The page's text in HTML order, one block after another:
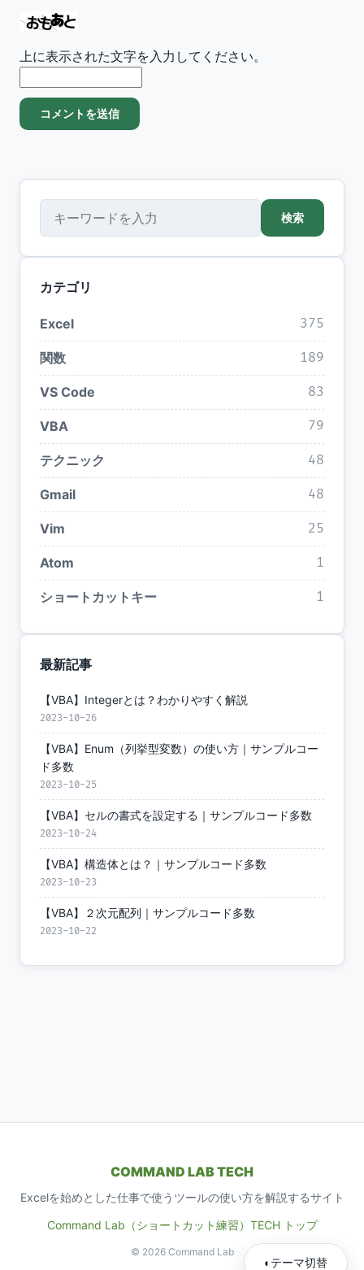
上に表示された文字を入力してください。
検索
カテゴリ
Excel 375
関数 189
VS Code 83
VBA 79
テクニック 48
Gmail 48
Vim 25
Atom 1
ショートカットキー 1
最新記事
【VBA】Integerとは？わかりやすく解説
2023-10-26
【VBA】Enum（列挙型変数）の使い方｜サンプルコー
ド多数
2023-10-25
【VBA】セルの書式を設定する｜サンプルコード多数
2023-10-24
【VBA】構造体とは？｜サンプルコード多数
2023-10-23
【VBA】２次元配列｜サンプルコード多数
2023-10-22
COMMAND LAB TECH
Excelを始めとした仕事で使うツールの使い方を解説するサイト
Command Lab（ショートカット練習） TECH トップ
© 2026 Command Lab
◐ テーマ切替